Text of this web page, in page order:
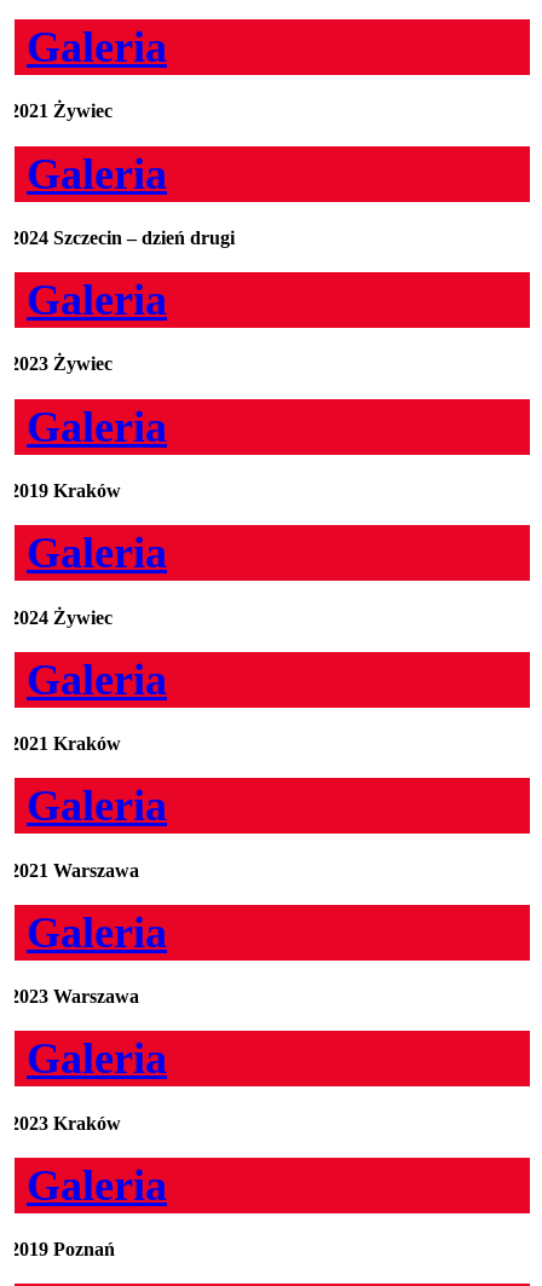
Galeria
2021 Żywiec
Galeria
2024 Szczecin – dzień drugi
Galeria
2023 Żywiec
Galeria
2019 Kraków
Galeria
2024 Żywiec
Galeria
2021 Kraków
Galeria
2021 Warszawa
Galeria
2023 Warszawa
Galeria
2023 Kraków
Galeria
2019 Poznań